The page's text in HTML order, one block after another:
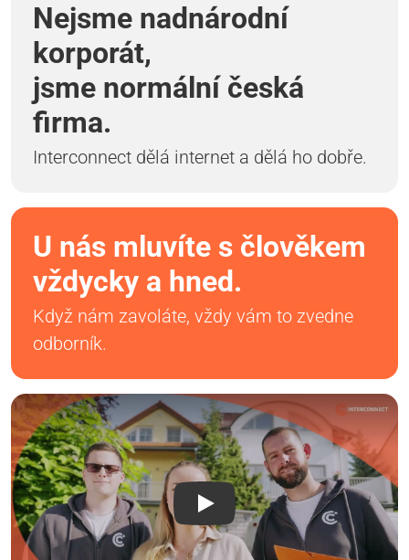
Nejsme nadnárodní
korporát,
jsme normální česká
firma.
Interconnect dělá internet a dělá ho dobře.
U nás mluvíte s člověkem
vždycky a hned.
Když nám zavoláte, vždy vám to zvedne
odborník.